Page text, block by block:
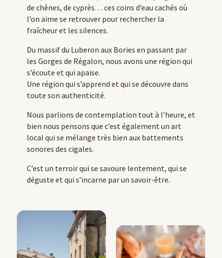
de chênes, de cyprès… ces coins d’eau cachés où
l’on aime se retrouver pour rechercher la
fraîcheur et les silences.
Du massif du Luberon aux Bories en passant par
les Gorges de Régalon, nous avons une région qui
s’écoute et qui apaise.
Une région qui s’apprend et qui se découvre dans
toute son authenticité.
Nous parlions de contemplation tout à l’heure, et
bien nous pensons que c’est également un art
local qui se mélange très bien aux battements
sonores des cigales.
C’est un terroir qui se savoure lentement, qui se
déguste et qui s’incarne par un savoir-être.